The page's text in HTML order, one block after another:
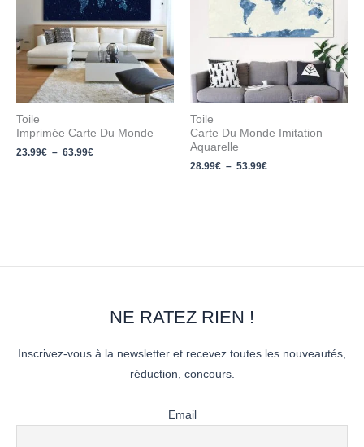
Toile
Imprimée Carte Du Monde
23.99€ – 63.99€
à
63.99€
Toile
Carte Du Monde Imitation
Aquarelle
28.99€ – 53.99€
à
53.99€
NE RATEZ RIEN !
Inscrivez-vous à la newsletter et recevez toutes les nouveautés,
réduction, concours.
Email